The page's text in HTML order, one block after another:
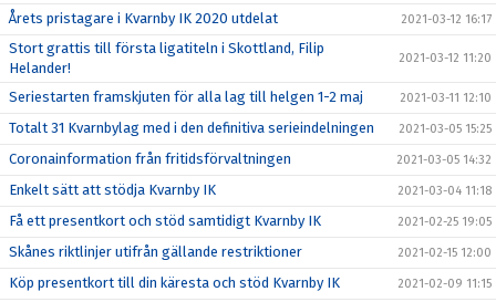
Årets pristagare i Kvarnby IK 2020 utdelat 2021-03-12 16:17
Stort grattis till första ligatiteln i Skottland, Filip
Helander!
2021-03-12 11:20
Seriestarten framskjuten för alla lag till helgen 1-2 maj 2021-03-11 12:10
Totalt 31 Kvarnbylag med i den definitiva serieindelningen 2021-03-05 15:25
Coronainformation från fritidsförvaltningen 2021-03-05 14:32
Enkelt sätt att stödja Kvarnby IK 2021-03-04 11:18
Få ett presentkort och stöd samtidigt Kvarnby IK 2021-02-25 19:05
Skånes riktlinjer utifrån gällande restriktioner 2021-02-15 12:00
Köp presentkort till din käresta och stöd Kvarnby IK 2021-02-09 11:15